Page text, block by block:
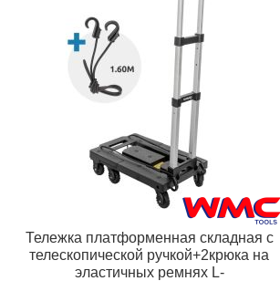
Тележка платформенная складная с
телескопической ручкой+2крюка на
эластичных ремнях L-